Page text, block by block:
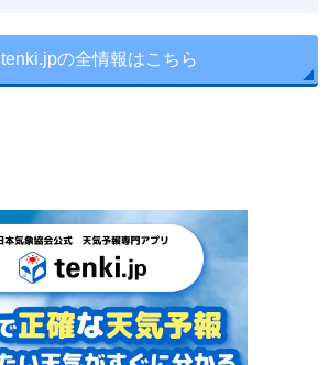
tenki.jpの全情報はこちら